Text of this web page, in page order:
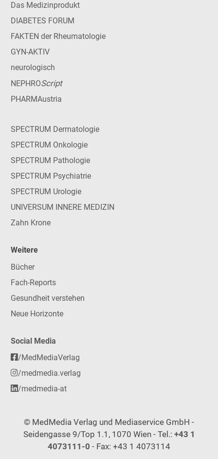
Das Medizinprodukt
DIABETES FORUM
FAKTEN der Rheumatologie
GYN-AKTIV
neurologisch
NEPHROScript
PHARMAustria
SPECTRUM Dermatologie
SPECTRUM Onkologie
SPECTRUM Pathologie
SPECTRUM Psychiatrie
SPECTRUM Urologie
UNIVERSUM INNERE MEDIZIN
Zahn Krone
Weitere
Bücher
Fach-Reports
Gesundheit verstehen
Neue Horizonte
Social Media
/MedMediaVerlag
/medmedia.verlag
/medmedia-at
© MedMedia Verlag und Mediaservice GmbH -
Seidengasse 9/Top 1.1, 1070 Wien - Tel.: +43 1
4073111-0 - Fax: +43 1 4073114